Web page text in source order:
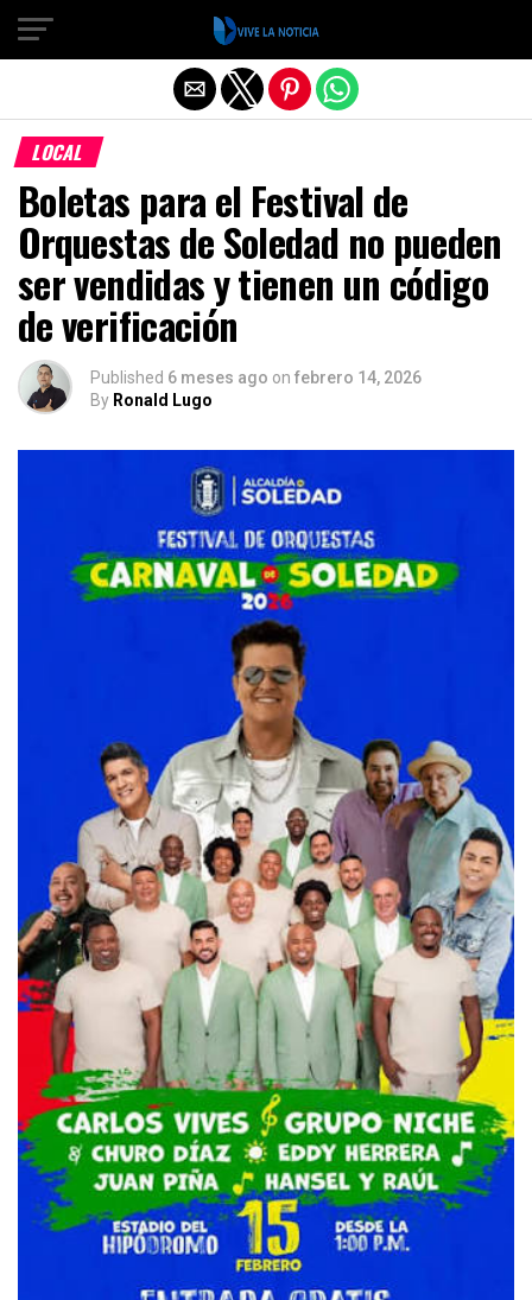
LOCAL
Boletas para el Festival de
Orquestas de Soledad no pueden
ser vendidas y tienen un código
de verificación
Published 6 meses ago on febrero 14, 2026
By Ronald Lugo
Salir de la versión móvil